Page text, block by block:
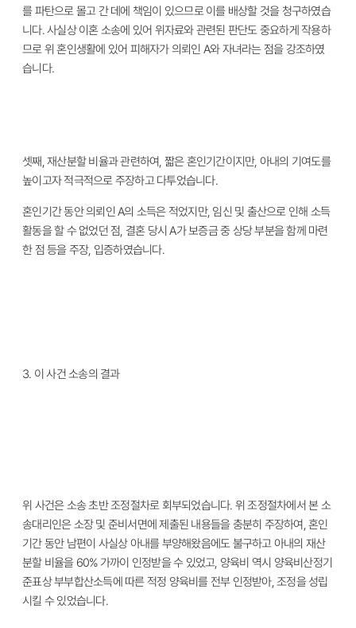
를 파탄으로 몰고 간 데에 책임이 있으므로 이를 배상할 것을 청구하였습
니다.사실상 이혼 소송에 있어 위자료와 관련된 판단도 중요하게 작용하
므로 위 혼인생활에 있어 피해자가 의뢰인 A와 자녀라는 점을 강조하였
습니다.
셋째,재산분할 비율과 관련하여, 짧은 혼인기간이지만, 아내의 기여도를
높이고자 적극적으로 주장하고 다투었습니다.
혼인기간 동안 의뢰인A의 소득은 적었지만, 임신 및 출산으로 인해 소득
활동을 할 수 없었던 점, 결혼 당시A가 보증금 중 상당 부분을 함께 마련
한 점 등을 주장, 입증하였습니다.
3. 이 사건 소송의 결과
위 사건은 소송 초반 조정절차로 회부되었습니다. 위 조정절차에서 본 소
송대리인은 소장 및 준비서면에 제출된 내용들을 충분히 주장하여,혼인
기간 동안 남편이 사실상 아내를 부양해왔음에도 불구하고 아내의 재산
분할 비율을 60% 가까이 인정받을 수 있었고, 양육비 역시 양육비산정기
준표상 부부합산소득에 따른 적정 양육비를 전부 인정받아,조정을 성립
시킬 수 있었습니다.